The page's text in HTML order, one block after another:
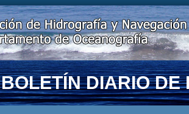
BOLETÍN DIARIO DE